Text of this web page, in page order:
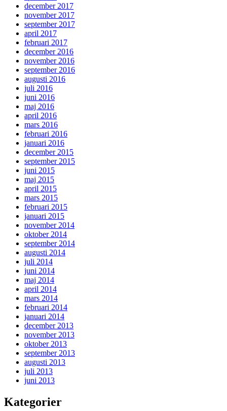
december 2017
november 2017
september 2017
april 2017
februari 2017
december 2016
november 2016
september 2016
augusti 2016
juli 2016
juni 2016
maj 2016
april 2016
mars 2016
februari 2016
januari 2016
december 2015
september 2015
juni 2015
maj 2015
april 2015
mars 2015
februari 2015
januari 2015
november 2014
oktober 2014
september 2014
augusti 2014
juli 2014
juni 2014
maj 2014
april 2014
mars 2014
februari 2014
januari 2014
december 2013
november 2013
oktober 2013
september 2013
augusti 2013
juli 2013
juni 2013
Kategorier